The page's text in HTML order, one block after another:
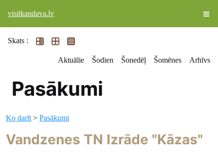
visitkandava.lv
Skats :
Aktuālie Šodien Šonedēļ Šomēnes Arhīvs
Pasākumi
Ko darīt >Pasākumi
Vandzenes TN Izrāde "Kāzas"